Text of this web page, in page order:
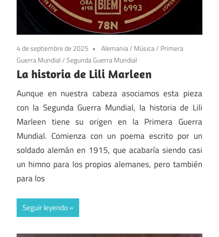
4 de septiembre de 2025 Alemania/ Música/ Primera
Guerra Mundial/Segunda Guerra Mundial
La historia de Lili Marleen
Aunque en nuestra cabeza asociamos esta pieza
con la Segunda Guerra Mundial, la historia de Lili
Marleen tiene su origen en la Primera Guerra
Mundial. Comienza con un poema escrito por un
soldado alemán en 1915, que acabaría siendo casi
un himno para los propios alemanes, pero también
para los
Seguir leyendo